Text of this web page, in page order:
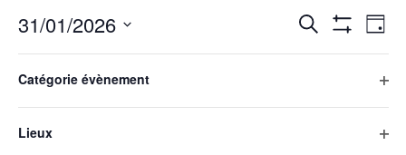
Recherche
et
navigation
Évènements
Recherche
Filters
de
vues
Jour
any
the
form
Catégorie évènement
Lieux
31/01/2026
date.Jour précédent